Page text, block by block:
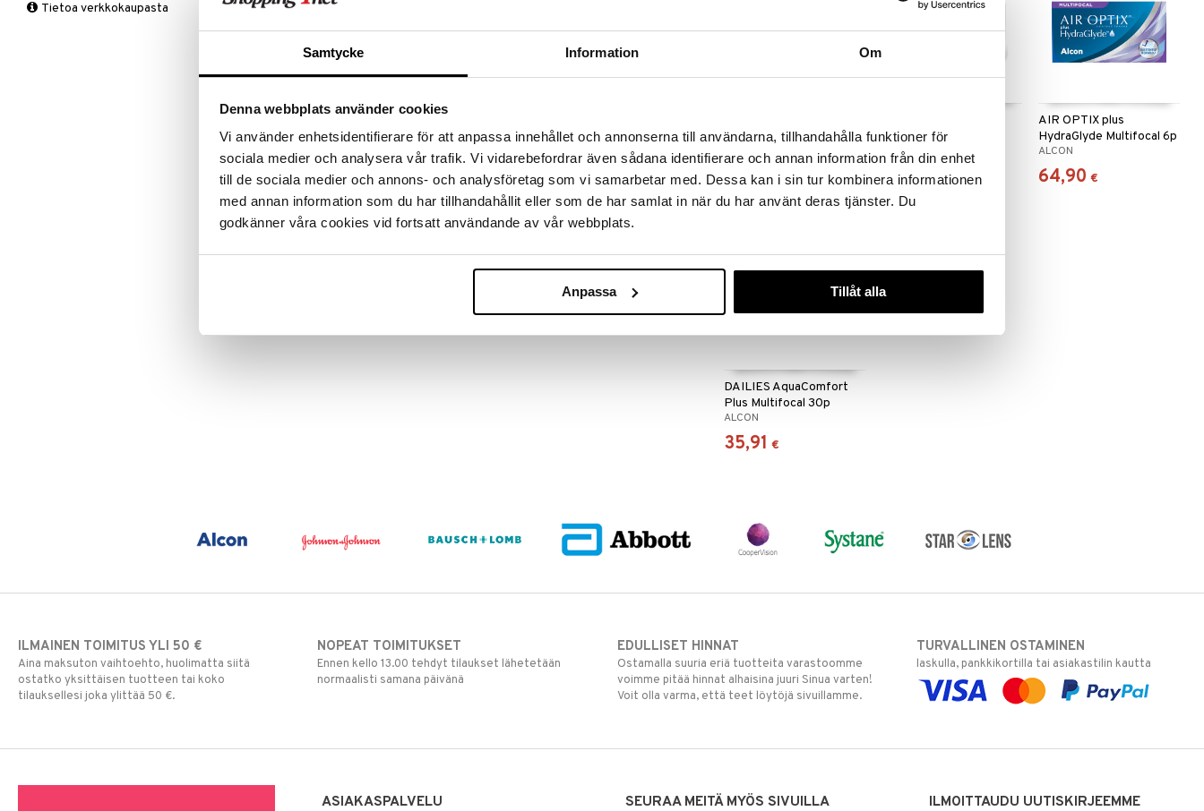
Samtycke Information Om
Denna webbplats använder cookies
Vi använder enhetsidentifierare för att anpassa innehållet och annonserna till användarna, tillhandahålla funktioner för
sociala medier och analysera vår trafik. Vi vidarebefordrar även sådana identifierare och annan information från din enhet
till de sociala medier och annons- och analysföretag som vi samarbetar med. Dessa kan i sin tur kombinera informationen
med annan information som du har tillhandahållit eller som de har samlat in när du har använt deras tjänster. Du
godkänner våra cookies vid fortsatt användande av vår webbplats.
Anpassa Tillåt alla
Näe kaikki ale-löydöt »
Tuotetieto
Valmistaja
Johnson & Johnson
Pakkaus
30 kpl/paketti
Tuotenumero
LOMM
Multifocal 30p
44,90 €
COOPER VISION
71 €
AIR OPTIX plus
HydraGlyde Multifocal 6p
ALCON
64,90 €
DAILIES AquaComfort
Plus Multifocal 30p
ALCON
35,91 €
Tietoa verkkokaupasta
ILMAINEN TOIMITUS YLI 50 €
Aina maksuton vaihtoehto, huolimatta siitä
ostatko yksittäisen tuotteen tai koko
tilauksellesi joka ylittää 50 €.
NOPEAT TOIMITUKSET
Ennen kello 13.00 tehdyt tilaukset lähetetään
normaalisti samana päivänä
EDULLISET HINNAT
Ostamalla suuria eriä tuotteita varastoomme
voimme pitää hinnat alhaisina juuri Sinua varten!
Voit olla varma, että teet löytöjä sivuillamme.
TURVALLINEN OSTAMINEN
laskulla, pankkikortilla tai asiakastilin kautta
ASIAKASPALVELU SEURAA MEITÄ MYÖS SIVUILLA ILMOITTAUDU UUTISKIRJEEMME